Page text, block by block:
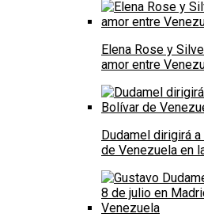
Elena Rose y
amor entre
Dudamel dirigirá
de Venezuela en